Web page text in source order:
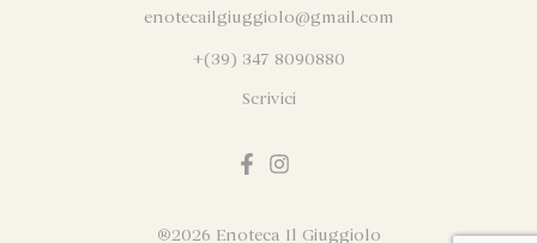
enotecailgiuggiolo@gmail.com
+(39) 347 8090880
Scrivici
®2026 Enoteca Il Giuggiolo